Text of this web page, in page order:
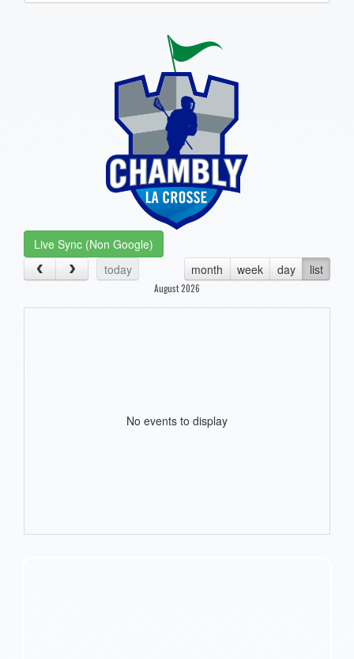
Live Sync (Non Google)
today
month week day list
August 2026
No events to display